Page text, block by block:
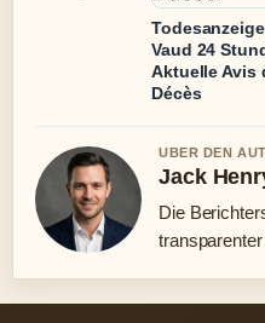
Vaud 24
Aktuelle Avis
Décès
UBER DEN
Jack
Die